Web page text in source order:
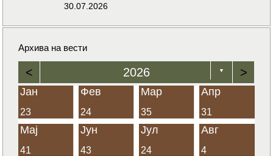
30.07.2026
Архива на вести
< 2026 ▼ >
Јан
23
Фев
24
Мар
35
Апр
31
Мај
41
Јун
43
Јул
24
Авг
4